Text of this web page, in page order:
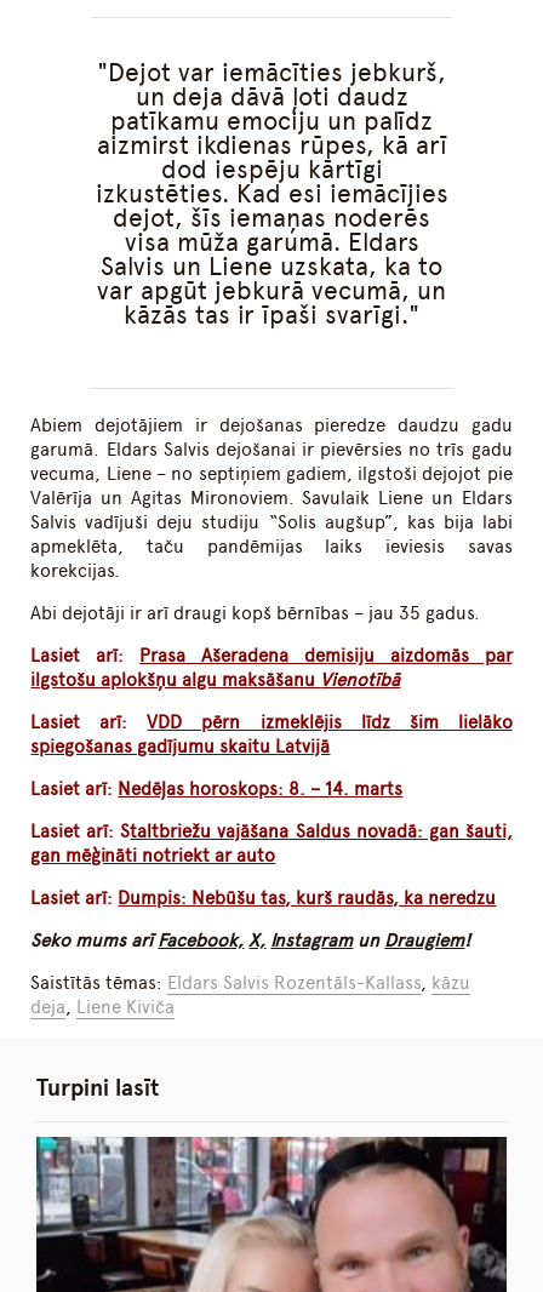
Dejot var iemācīties jebkurš,
un deja dāvā ļoti daudz
patīkamu emociju un palīdz
aizmirst ikdienas rūpes, kā arī
dod iespēju kārtīgi
izkustēties. Kad esi iemācījies
dejot, šīs iemaņas noderēs
visa mūža garumā. Eldars
Salvis un Liene uzskata, ka to
var apgūt jebkurā vecumā, un
kāzās tas ir īpaši svarīgi.
Abiem dejotājiem ir dejošanas pieredze daudzu gadu
garumā. Eldars Salvis dejošanai ir pievērsies no trīs gadu
vecuma, Liene – no septiņiem gadiem, ilgstoši dejojot pie
Valērīja un Agitas Mironoviem. Savulaik Liene un Eldars
Salvis vadījuši deju studiju “Solis augšup”, kas bija labi
apmeklēta, taču pandēmijas laiks ieviesis savas
korekcijas.
Abi dejotāji ir arī draugi kopš bērnības – jau 35 gadus.
Lasiet arī:
Prasa Ašeradena demisiju aizdomās par
ilgstošu aplokšņu algu maksāšanu Vienotībā
Lasiet arī:VDD pērn izmeklējis līdz šim lielāko
spiegošanas gadījumu skaitu Latvijā
Lasiet arī: Nedēļas horoskops: 8. – 14. marts
Lasiet arī: Staltbriežu vajāšana Saldus novadā: gan šauti,
gan mēģināti notriekt ar auto
Lasiet arī: Dumpis: Nebūšu tas, kurš raudās, ka neredzu
Seko mums arīFacebook, X, Instagramun Draugiem!
Saistītās tēmas: Eldars Salvis Rozentāls-Kallass, kāzu
deja, Liene Kiviča
Turpini lasīt